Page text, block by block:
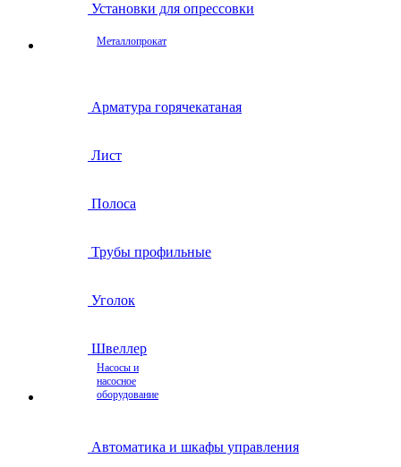
Установки для опрессовки
Металлопрокат
Арматура горячекатаная
Лист
Полоса
Трубы профильные
Уголок
Швеллер
Насосы и
насосное
оборудование
Автоматика и шкафы управления